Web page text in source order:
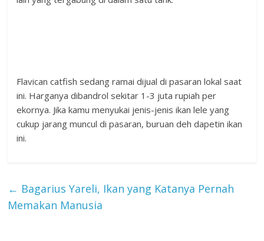
Flavican catfish sedang ramai dijual di pasaran lokal saat
ini. Harganya dibandrol sekitar 1-3 juta rupiah per
ekornya. Jika kamu menyukai jenis-jenis ikan lele yang
cukup jarang muncul di pasaran, buruan deh dapetin ikan
ini.
← Bagarius Yareli, Ikan yang Katanya Pernah
Memakan Manusia